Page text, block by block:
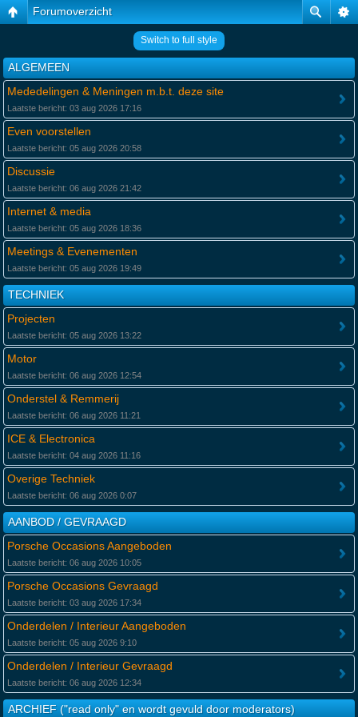
Forumoverzicht
Switch to full style
ALGEMEEN
Mededelingen & Meningen m.b.t. deze site
Laatste bericht: 03 aug 2026 17:16
Even voorstellen
Laatste bericht: 05 aug 2026 20:58
Discussie
Laatste bericht: 06 aug 2026 21:42
Internet & media
Laatste bericht: 05 aug 2026 18:36
Meetings & Evenementen
Laatste bericht: 05 aug 2026 19:49
TECHNIEK
Projecten
Laatste bericht: 05 aug 2026 13:22
Motor
Laatste bericht: 06 aug 2026 12:54
Onderstel & Remmerij
Laatste bericht: 06 aug 2026 11:21
ICE & Electronica
Laatste bericht: 04 aug 2026 11:16
Overige Techniek
Laatste bericht: 06 aug 2026 0:07
AANBOD / GEVRAAGD
Porsche Occasions Aangeboden
Laatste bericht: 06 aug 2026 10:05
Porsche Occasions Gevraagd
Laatste bericht: 03 aug 2026 17:34
Onderdelen / Interieur Aangeboden
Laatste bericht: 05 aug 2026 9:10
Onderdelen / Interieur Gevraagd
Laatste bericht: 06 aug 2026 12:34
ARCHIEF ("read only" en wordt gevuld door moderators)